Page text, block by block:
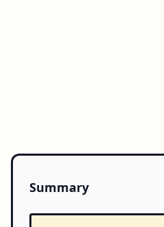
Summary